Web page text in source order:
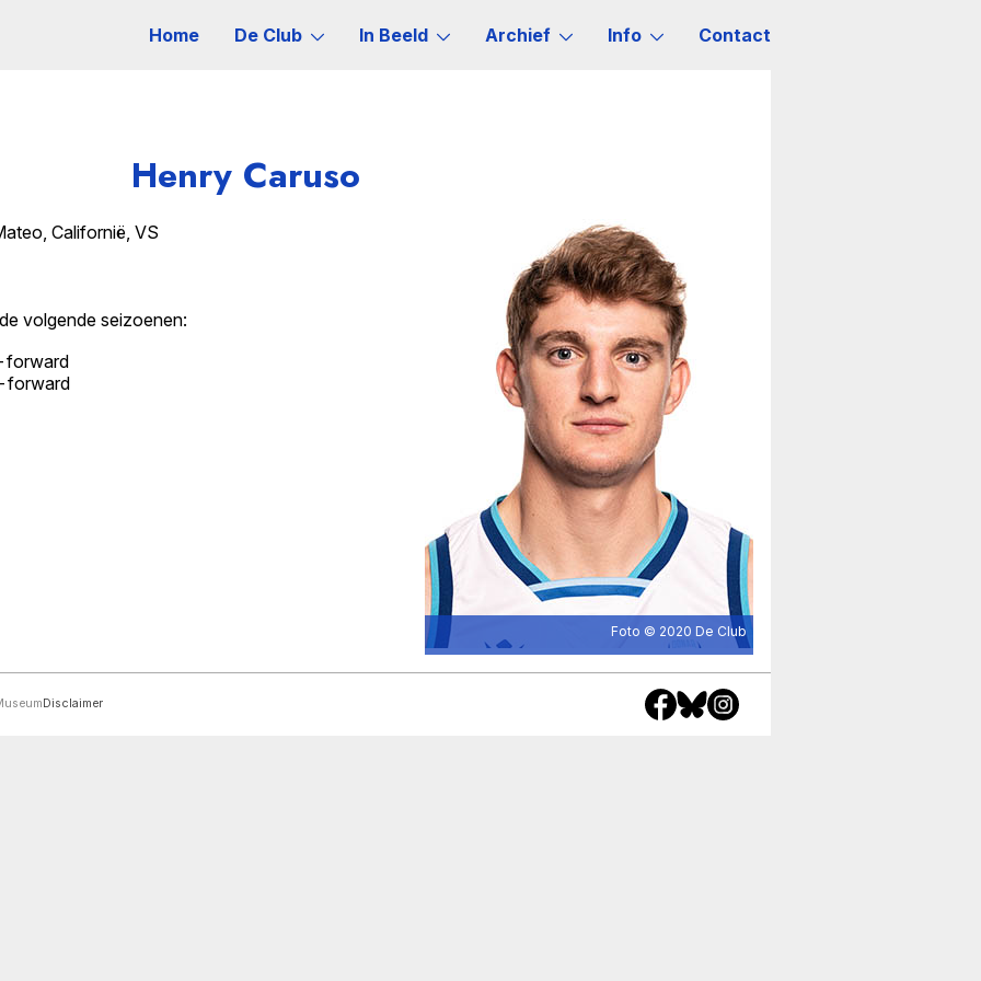
Home De Club In Beeld Archief Info Contact
Henry Caruso
Californië, VS
volgende seizoenen:
forward
forward
Foto © 2020 De Club
Disclaimer